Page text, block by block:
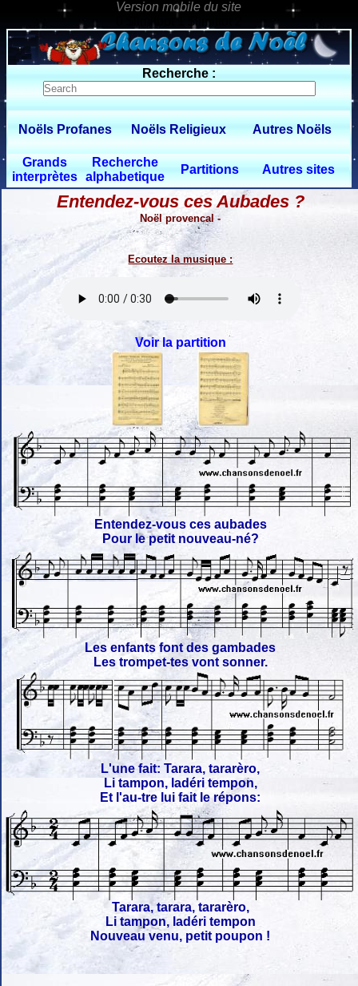
0 $limitbot 1 $limittot 2
Recherche :
Noëls Profanes Noëls Religieux Autres Noëls
Grands
interprètes
Recherche
alphabetique
Partitions Autres sites
Entendez-vous ces Aubades ?
Noël provencal -
Ecoutez la musique :
Voir la partition
Entendez-vous ces aubades
Pour le petit nouveau-né?
Les enfants font des gambades
Les trompet-tes vont sonner.
L'une fait: Tarara, tararèro,
Li tampon, ladéri tempon,
Et l'au-tre lui fait le répons:
Tarara, tarara, tararèro,
Li tampon, ladéri tempon
Nouveau venu, petit poupon !